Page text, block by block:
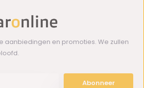
aanbiedingen en promoties. We zullen
Abonneer